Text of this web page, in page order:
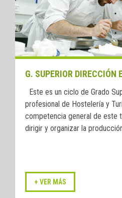
G. SUPERIOR DIRECCIÓN
Este es un ciclo de Grado
profesional de Hostelería y
competencia general de este
dirigir y organizar la